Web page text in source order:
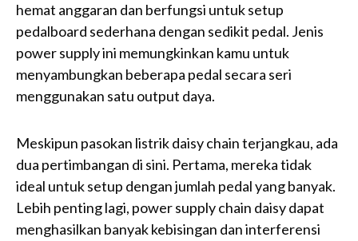
hemat anggaran dan berfungsi untuk setup
pedalboard sederhana dengan sedikit pedal. Jenis
power supply ini memungkinkan kamu untuk
menyambungkan beberapa pedal secara seri
menggunakan satu output daya.
Meskipun pasokan listrik daisy chain terjangkau, ada
dua pertimbangan di sini. Pertama, mereka tidak
ideal untuk setup dengan jumlah pedal yang banyak.
Lebih penting lagi, power supply chain daisy dapat
menghasilkan banyak kebisingan dan interferensi